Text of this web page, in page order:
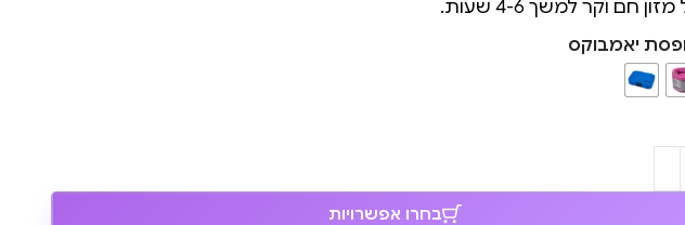
חם וקר למשך 4-6 שעות.
יאמבוקס
בחרו אפשרויות